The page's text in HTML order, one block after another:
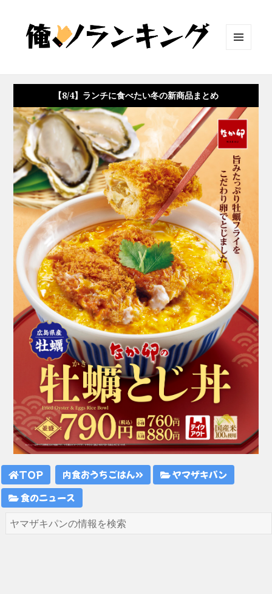
ット
【8/4】ランチに食べたい冬の新商品まとめ
TOP 内食おうちごはん
ヤマザキパン
食のニュース